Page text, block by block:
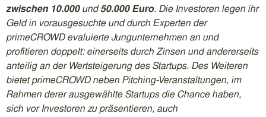
zwischen 10.000 und50.000 Euro. Die Investoren legen ihr
Geld in vorausgesuchte und durch Experten der
primeCROWD evaluierte Jungunternehmen an und
profitieren doppelt: einerseits durch Zinsen und andererseits
anteilig an der Wertsteigerung des Startups. Des Weiteren
bietet primeCROWD neben Pitching-Veranstaltungen, im
Rahmen derer ausgewählte Startups die Chance haben,
sich vor Investoren zu präsentieren, auch